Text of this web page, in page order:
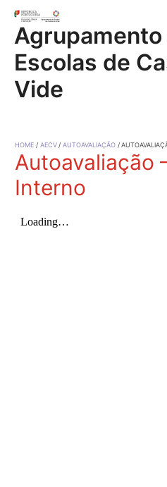
content
Agrupamento
Escolas de
Vide
HOME AECV AUTOAVALIAÇÃO
Autoavaliação
Interno